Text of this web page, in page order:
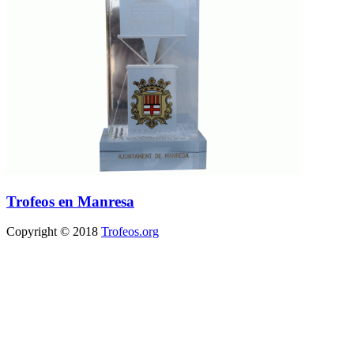
Trofeos en Manresa
Copyright © 2018 Trofeos.org